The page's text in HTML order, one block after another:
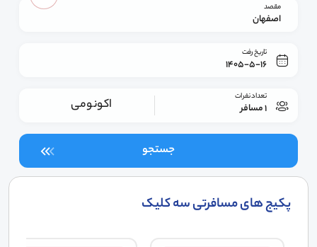
مقصد
اصفهان
تاریخ رفت
1405-5-16
تعداد نفرات
1 مسافر اکونومی
جستجو
پکیج های مسافرتی سه کلیک